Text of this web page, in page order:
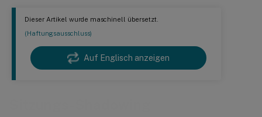
Dieser Artikel wurde maschinell übersetzt.
(Haftungsausschluss)
Auf Englisch anzeigen